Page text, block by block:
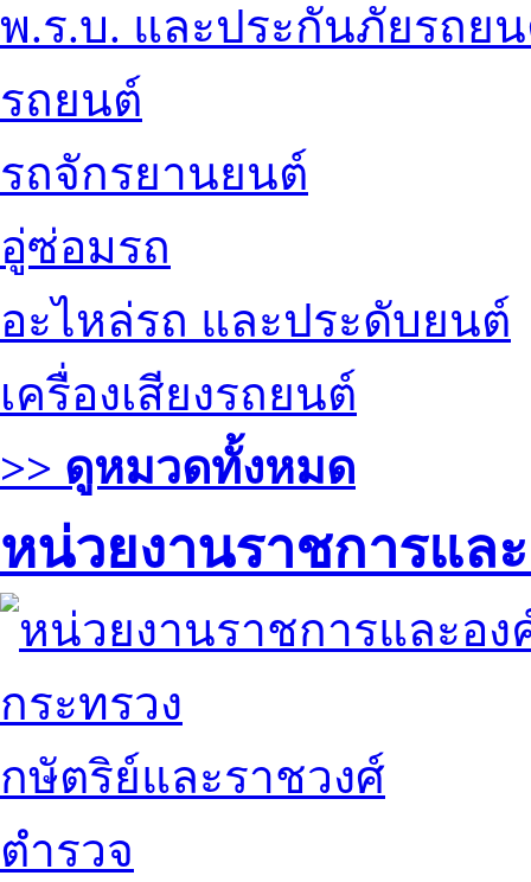
พ.ร.บ. และประกันภัยรถย
รถยนต์
รถจักรยานยนต์
อู่ซ่อมรถ
อะไหล่รถ และประดับยนต์
เครื่องเสียงรถยนต์
>> ดูหมวดทั้งหมด
หน่วยงานราชการแล
กระทรวง
กษัตริย์และราชวงศ์
ตำรวจ